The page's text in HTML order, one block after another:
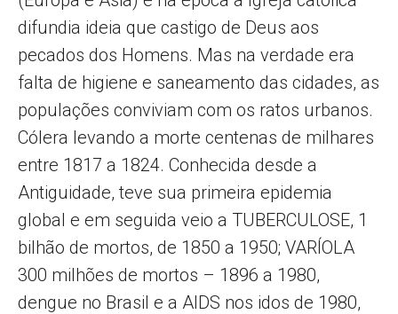
difundia ideia que castigo de Deus aos
pecados dos Homens. Mas na verdade era
falta de higiene e saneamento das cidades, as
populações conviviam com os ratos urbanos.
Cólera levando a morte centenas de milhares
entre 1817 a 1824. Conhecida desde a
Antiguidade, teve sua primeira epidemia
global e em seguida veio a TUBERCULOSE, 1
bilhão de mortos, de 1850 a 1950; VARÍOLA
300 milhões de mortos – 1896 a 1980,
dengue no Brasil e a AIDS nos idos de 1980,